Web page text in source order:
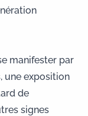
manifester par
une exposition
de
signes